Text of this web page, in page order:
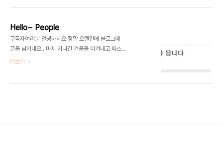
(attribute oriented prog..
TLED.... 리뷰에 앞서.... 리뷰를 정말 오랜만에 작성
을 하게되는데요. 여러가지 일을 진행으로 시간이 맞
지 않아 주로 새벽시간을 이용하여 촬영을 하였고 카
메라 고장등 리뷰에 어려움이 많습니다. 리뷰에 첨부
되는 이미지, 동영상는 다소 어두울수도 있으니 참고
다. 마지막으로 " 개발환경을 변화하는 모니터 " 문구
Hello~ People
구독자여러분 안녕하세요 정말 오랜만에 블로그에
글을 남기네요.. 마치 기나긴 겨울을 이겨내고 따스한
봄을 맞이 하는거랄까요? 저는 그동안 회사 업무로
더보기